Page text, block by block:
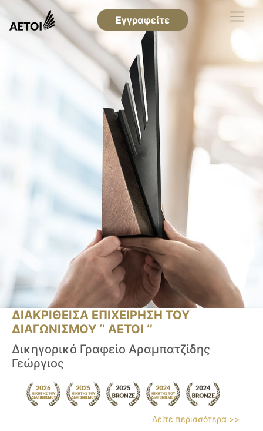
Εγγραφείτε
ΔΙΑΚΡΙΘΕΙΣΑ ΕΠΙΧΕΙΡΗΣΗ ΤΟΥ
ΔΙΑΓΩΝΙΣΜΟΥ ‘’ ΑΕΤΟΙ ‘’
Δικηγορικό Γραφείο Αραμπατζίδης
Γεώργιος
Δείτε περισσότερα >>